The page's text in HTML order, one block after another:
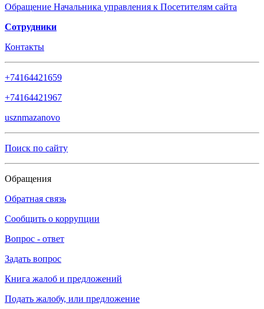
Обращение Начальника управления к Посетителям сайта
Сотрудники
Контакты
+74164421659
+74164421967
usznmazanovo
Поиск по сайту
Обращения
Обратная связь
Сообщить о коррупции
Вопрос - ответ
Задать вопрос
Книга жалоб и предложений
Подать жалобу, или предложение